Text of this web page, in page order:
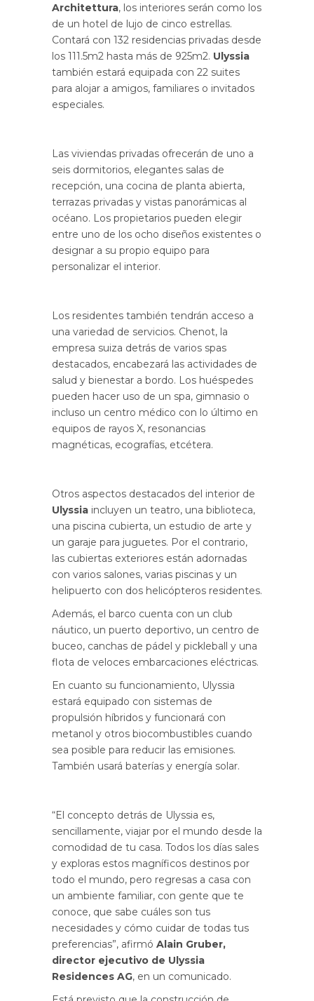
Architettura, los interiores serán como los
de un hotel de lujo de cinco estrellas.
Contará con 132 residencias privadas desde
los 111.5m2 hasta más de 925m2. Ulyssia
también estará equipada con 22 suites
para alojar a amigos, familiares o invitados
especiales.
Las viviendas privadas ofrecerán de uno a
seis dormitorios, elegantes salas de
recepción, una cocina de planta abierta,
terrazas privadas y vistas panorámicas al
océano. Los propietarios pueden elegir
entre uno de los ocho diseños existentes o
designar a su propio equipo para
personalizar el interior.
Los residentes también tendrán acceso a
una variedad de servicios. Chenot, la
empresa suiza detrás de varios spas
destacados, encabezará las actividades de
salud y bienestar a bordo. Los huéspedes
pueden hacer uso de un spa, gimnasio o
incluso un centro médico con lo último en
equipos de rayos X, resonancias
magnéticas, ecografías, etcétera.
Otros aspectos destacados del interior de
Ulyssia incluyen un teatro, una biblioteca,
una piscina cubierta, un estudio de arte y
un garaje para juguetes. Por el contrario,
las cubiertas exteriores están adornadas
con varios salones, varias piscinas y un
helipuerto con dos helicópteros residentes.
Además, el barco cuenta con un club
náutico, un puerto deportivo, un centro de
buceo, canchas de pádel y pickleball y una
flota de veloces embarcaciones eléctricas.
En cuanto su funcionamiento, Ulyssia
estará equipado con sistemas de
propulsión híbridos y funcionará con
metanol y otros biocombustibles cuando
sea posible para reducir las emisiones.
También usará baterías y energía solar.
“El concepto detrás de Ulyssia es,
sencillamente, viajar por el mundo desde la
comodidad de tu casa. Todos los días sales
y exploras estos magníficos destinos por
todo el mundo, pero regresas a casa con
un ambiente familiar, con gente que te
conoce, que sabe cuáles son tus
necesidades y cómo cuidar de todas tus
preferencias”, afirmó Alain Gruber,
director ejecutivo de Ulyssia
Residences AG, en un comunicado.